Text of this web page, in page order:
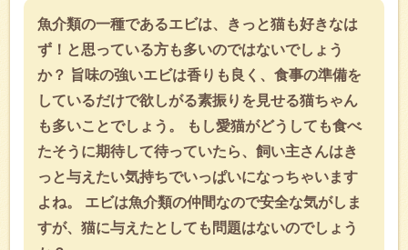
魚介類の一種であるエビは、きっと猫も好きなは
ず！と思っている方も多いのではないでしょう
か？ 旨味の強いエビは香りも良く、食事の準備を
しているだけで欲しがる素振りを見せる猫ちゃん
も多いことでしょう。 もし愛猫がどうしても食べ
たそうに期待して待っていたら、飼い主さんはき
っと与えたい気持ちでいっぱいになっちゃいます
よね。 エビは魚介類の仲間なので安全な気がしま
すが、猫に与えたとしても問題はないのでしょう